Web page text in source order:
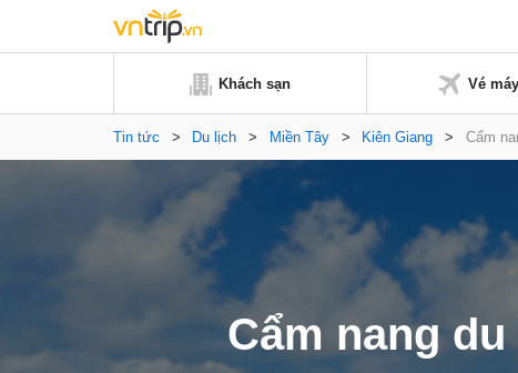
Khách sạn Vé
Tin tức > Du lịch > Miền Tây > Kiên Giang > Cẩm
Cẩm nang